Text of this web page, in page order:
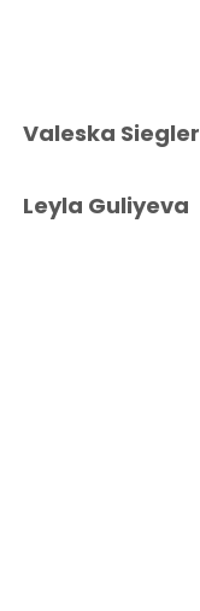
Valeska Siegler
Leyla Guliyeva